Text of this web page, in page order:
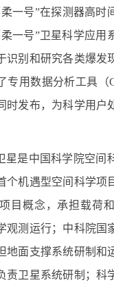
一号”在探测器高时
一号”卫星科学应用
识别和研究各类爆发
专用数据分析工具（
时发布，为科学用户
星是中国科学院空间
个机遇型空间科学项
目概念，承担载荷
观测运行；中科院国
地面支撑系统研制和
责卫星系统研制；科